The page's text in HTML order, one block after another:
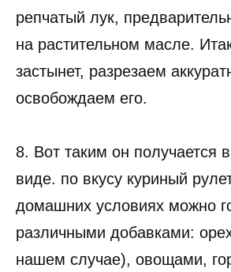
репчатый лук,
на растительном масле.
застынет, разрезаем
освобождаем его.
8. Вот таким он получается
виде. по вкусу куриный
домашних условиях можно
различными добавками:
нашем случае), овощами,